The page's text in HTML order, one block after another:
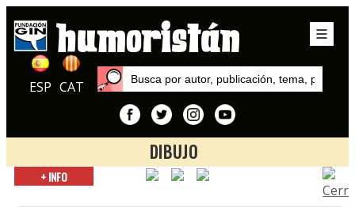
ESP CAT
DIBUJO
Inicio
+ INFO